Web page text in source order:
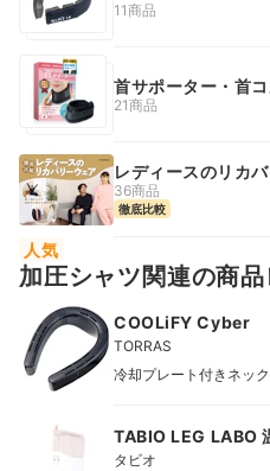
11商品
首サポーター・首
21商品
レディースのリカ
36商品
徹底比較
人気
加圧シャツ関連の商
COOLiFY Cyber
TORRAS
冷却プレート付きネッ
TABIO LEG LABO
ルソックス
タビオ